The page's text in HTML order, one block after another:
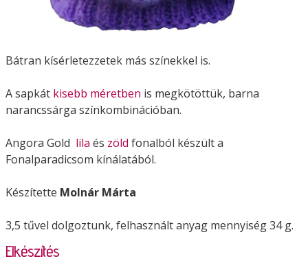
Bátran kísérletezzetek más színekkel is.
A sapkát kisebb méretben is megkötöttük, barna
narancssárga színkombinációban.
Angora Gold lila és zöld fonalból készült a
Fonalparadicsom kínálatából.
Készítette Molnár Márta
3,5 tűvel dolgoztunk, felhasznált anyag mennyiség 34 g.
Elkészítés